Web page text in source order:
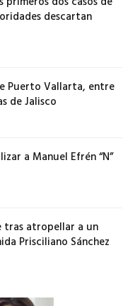
descartan
Puerto Vallarta, entre
de Jalisco
a Manuel Efrén “N”
atropellar a un
Prisciliano Sánchez